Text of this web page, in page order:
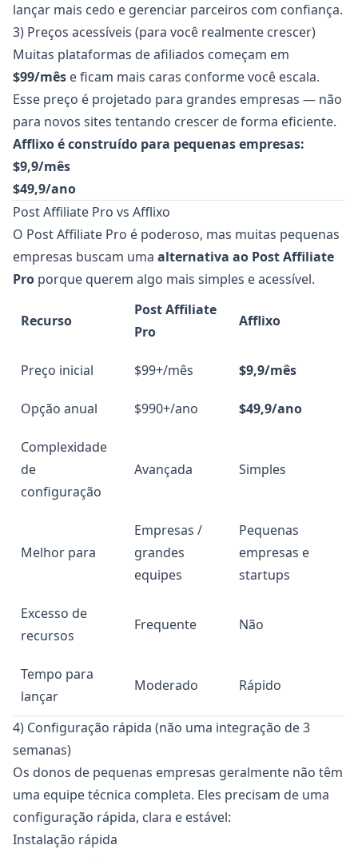
lançar mais cedo e gerenciar parceiros com confiança.
3) Preços acessíveis (para você realmente crescer)
Muitas plataformas de afiliados começam em
$99/mês e ficam mais caras conforme você escala.
Esse preço é projetado para grandes empresas — não
para novos sites tentando crescer de forma eficiente.
Afflixo é construído para pequenas empresas:
$9,9/mês
$49,9/ano
Post Affiliate Pro vs Afflixo
O Post Affiliate Pro é poderoso, mas muitas pequenas
empresas buscam uma alternativa ao Post Affiliate
Pro porque querem algo mais simples e acessível.
Recurso
Post Affiliate
Pro
Afflixo
Preço inicial $99+/mês $9,9/mês
Opção anual $990+/ano $49,9/ano
Complexidade
de
configuração
Avançada Simples
Melhor para
Empresas /
grandes
equipes
Pequenas
empresas e
startups
Excesso de
recursos
Frequente Não
Tempo para
lançar
Moderado Rápido
4) Configuração rápida (não uma integração de 3
semanas)
Os donos de pequenas empresas geralmente não têm
uma equipe técnica completa. Eles precisam de uma
configuração rápida, clara e estável:
Instalação rápida